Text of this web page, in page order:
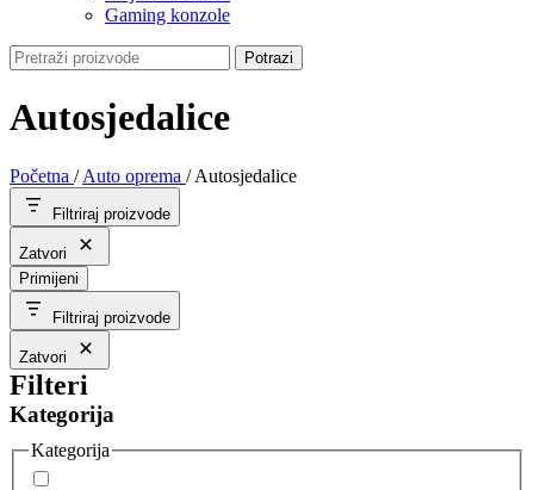
Gaming konzole
Potrazi
Autosjedalice
Početna / Auto oprema / Autosjedalice
Filtriraj proizvode
Zatvori
Primijeni
Filtriraj proizvode
Zatvori
Filteri
Kategorija
Kategorija